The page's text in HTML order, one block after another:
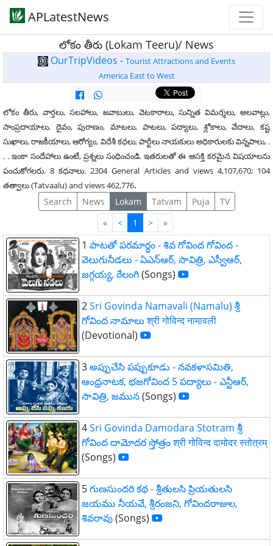
APLatestNews
లోకం తీరు (Lokam Teeru)/ News
OurTripVideos - Tourist Attractions and Events
America East to West
లోకం తీరు, వార్తలు, సలహాలు, జవాబులు, వెటకారాలు, సున్నిత విమర్శలు, అలవాట్లు,
సాంప్రదాయాలు, దైవం, పురాణం, మాటలు, పాటలు, పద్యాలు, శ్లోకాలు, వేదాలు, కష్ట
సుఖాలు, రాజకీయాలు, ఆరోగ్యం, విదేశీ కధలు, పార్టీలు నాయకులు అధికారులకు విన్నపాలు, .
. . ఇంకా సందేహాలు ఉంటే, ప్రశ్నలు సంధించండి. ఇతరులతో ఈ ఆసక్తి కరమైన విషయాలను
పంచుకోగలరు. 8 కధనాలు. 2304 General Articles and views 4,107,670; 104
తత్వాలు (Tatvaalu) and views 462,776.
Search News Lokam Tatvam Puja
TV
«First
< 1 > »Last
1 పాటతో పరమార్ధం - శివ గోవింద గోవింద -
వెలుగునీడలు - ఏఎన్ఆర్, సావిత్రి, ఎస్వీఆర్,
జగ్గయ్య, రేలంగి(Songs)
2Sri Govinda Namavali (Namalu) శ్రీ
గోవింద నామాలు श्री गोविन्द नामावली
(Devotional)
3అప్పుచేసి పప్పుకూడు - నవకళాసమితి,
ఆంధ్రనాటక, భజగోవింద 5 పద్యాలు - ఎన్టీఆర్,
సావిత్రి, జమున(Songs)
4Sri Govinda Damodara Stotram శ్రీ
గోవింద దామోదర స్తోత్రం श्री गोविन्द दामोदर स्तोत्रम्
(Songs)
5గుణసుందరి కథ - శ్రీతులసి ప్రియతులసి
జయము నీయవే, శ్రీరంజని, గోవిందరాజుల,
శివరావు(Songs)